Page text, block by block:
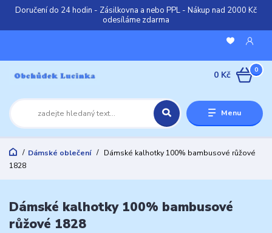
Doručení do 24 hodin - Zásilkovna a nebo PPL - Nákup nad 2000 Kč
odesíláme zdarma
Menu
0
0 Kč
Dámské oblečení
Dámské kalhotky 100% bambusové růžové
1828
Dámské kalhotky 100% bambusové
růžové 1828